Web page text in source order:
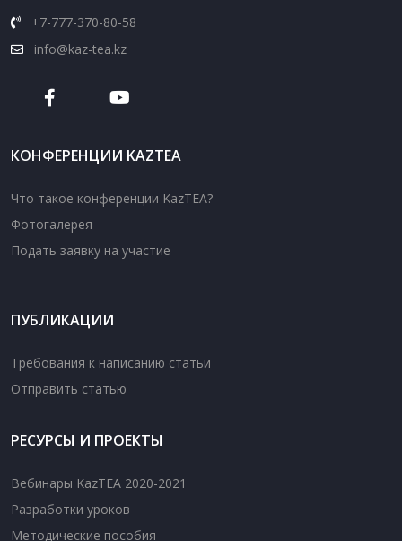
+7-777-370-80-58
info@kaz-tea.kz
КОНФЕРЕНЦИИ KAZTEA
Что такое конференции KazTEA?
Фотогалерея
Подать заявку на участие
ПУБЛИКАЦИИ
Требования к написанию статьи
Отправить статью
РЕСУРСЫ И ПРОЕКТЫ
Вебинары KazTEA 2020-2021
Разработки уроков
Методические пособия